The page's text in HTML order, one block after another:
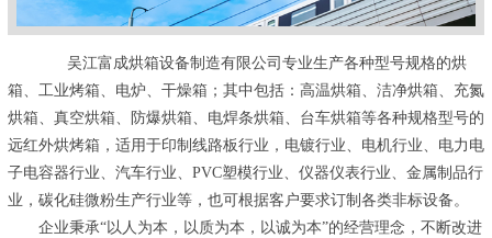
吴江富成烘箱设备制造有限公司专业生产各种型号规格的烘
箱、工业烤箱、电炉、干燥箱；其中包括：高温烘箱、洁净烘箱、充氮
烘箱、真空烘箱、防爆烘箱、电焊条烘箱、台车烘箱等各种规格型号的
远红外烘烤箱，适用于印制线路板行业，电镀行业、电机行业、电力电
子电容器行业、汽车行业、PVC塑模行业、仪器仪表行业、金属制品行
业，碳化硅微粉生产行业等，也可根据客户要求订制各类非标设备。
企业秉承“以人为本，以质为本，以诚为本”的经营理念，不断改进